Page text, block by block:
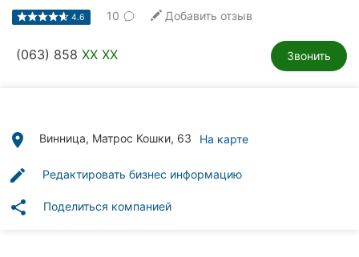
клиники
Автошколы
4.6 10 Добавить отзыв
(063) 858 XX XX Звонить
place Винница, Матрос Кошки, 63 На карте
edit Редактировать бизнес информацию
share Поделиться компанией